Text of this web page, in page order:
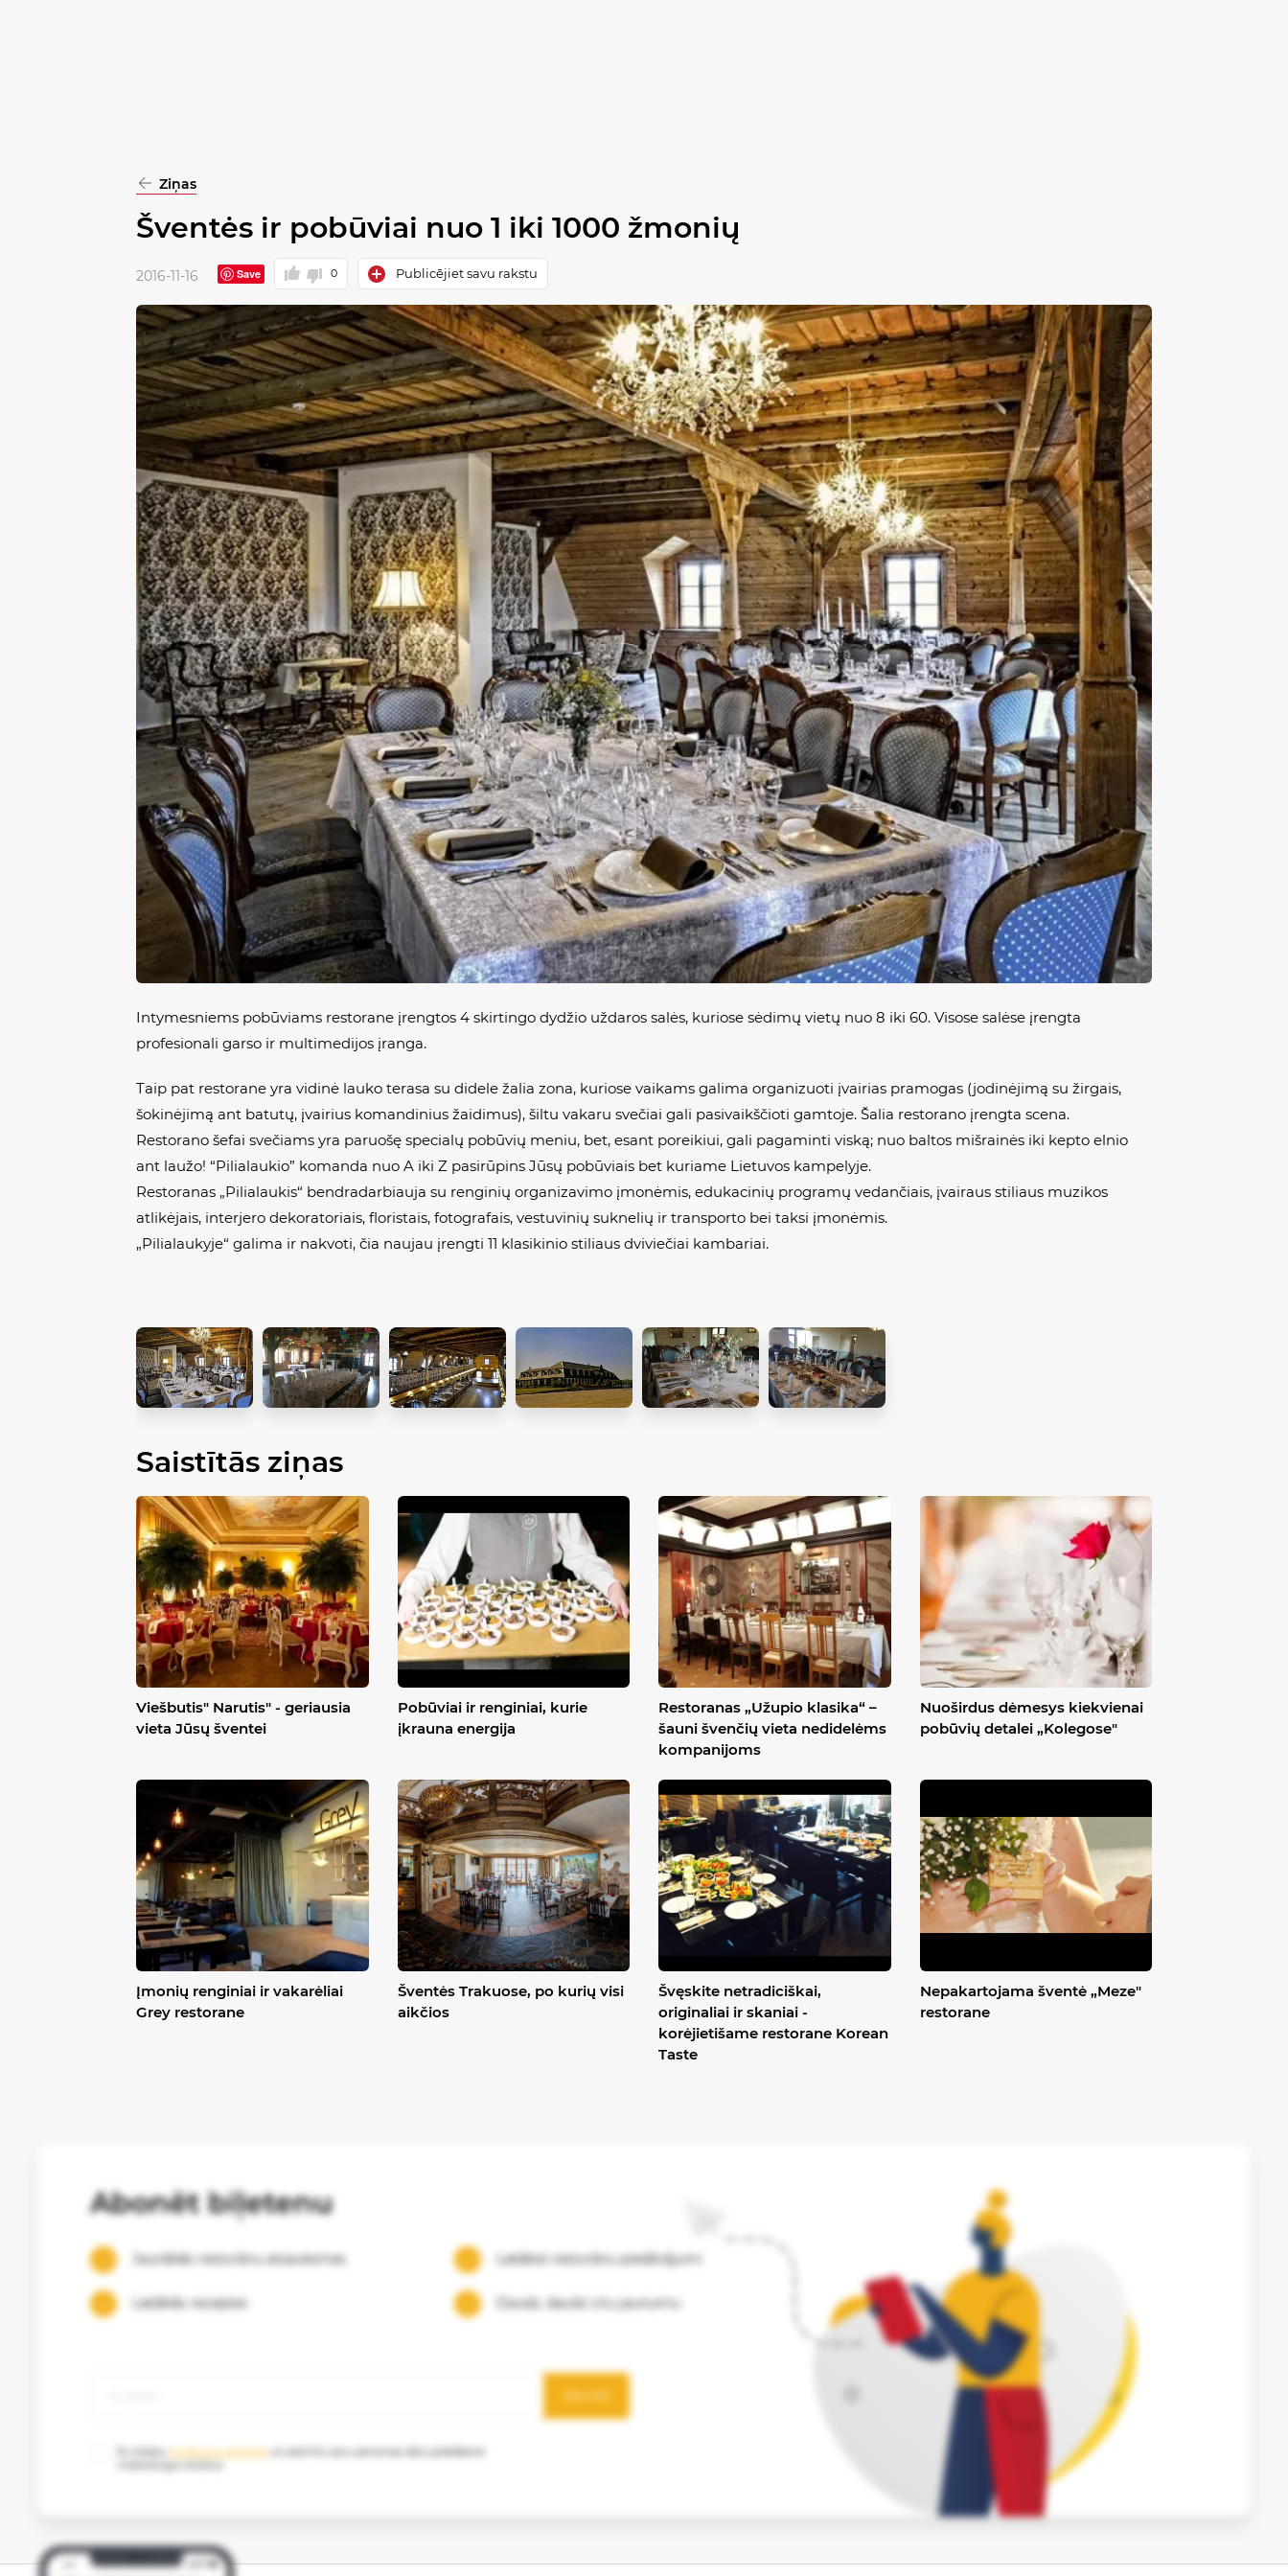
Ziņas
Šventės ir pobūviai nuo 1 iki 1000 žmonių
2016-11-16 Save 0 Publicējiet savu rakstu
Intymesniems pobūviams restorane įrengtos 4 skirtingo dydžio uždaros salės, kuriose sėdimų vietų nuo 8 iki 60. Visose salėse įrengta
profesionali garso ir multimedijos įranga.
Taip pat restorane yra vidinė lauko terasa su didele žalia zona, kuriose vaikams galima organizuoti įvairias pramogas (jodinėjimą su žirgais,
šokinėjimą ant batutų, įvairius komandinius žaidimus), šiltu vakaru svečiai gali pasivaikščioti gamtoje. Šalia restorano įrengta scena.
Restorano šefai svečiams yra paruošę specialų pobūvių meniu, bet, esant poreikiui, gali pagaminti viską; nuo baltos mišrainės iki kepto elnio
ant laužo! “Pilialaukio” komanda nuo A iki Z pasirūpins Jūsų pobūviais bet kuriame Lietuvos kampelyje.
Restoranas „Pilialaukis“ bendradarbiauja su renginių organizavimo įmonėmis, edukacinių programų vedančiais, įvairaus stiliaus muzikos
atlikėjais, interjero dekoratoriais, floristais, fotografais, vestuvinių suknelių ir transporto bei taksi įmonėmis.
„Pilialaukyje“ galima ir nakvoti, čia naujau įrengti 11 klasikinio stiliaus dviviečiai kambariai.
Saistītās ziņas
Viešbutis" Narutis" - geriausia
vieta Jūsų šventei
Pobūviai ir renginiai, kurie
įkrauna energija
Restoranas „Užupio klasika“ –
šauni švenčių vieta nedidelėms
kompanijoms
Nuoširdus dėmesys kiekvienai
pobūvių detalei „Kolegose"
Įmonių renginiai ir vakarėliai
Grey restorane
Šventės Trakuose, po kurių visi
aikčios
Švęskite netradiciškai,
originaliai ir skaniai -
korėjietišame restorane Korean
Taste
Nepakartojama šventė „Meze"
restorane
Abonēt biļetenu
Jaunākās restorānu atsauksmes Labākie restorānu piedāvājumi
Labākās receptes Daudz, daudz citu jaunumu
Abonēt
Es izlasījuprivātuma politikasun piekrītu savu personas datu glabāšanai
mārketinga nolūkos.